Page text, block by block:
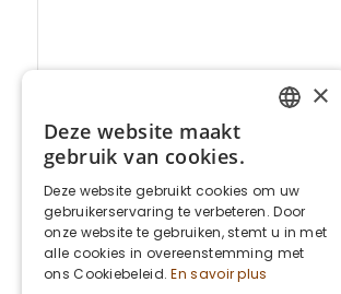
DUTCH
ENGLISH
×
Deze website maakt
gebruik van cookies.
Deze website gebruikt cookies om uw
gebruikerservaring te verbeteren. Door
onze website te gebruiken, stemt u in met
alle cookies in overeenstemming met
ons Cookiebeleid. En savoir plus